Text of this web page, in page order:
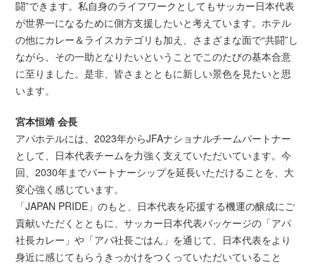
闘”できます。私自身のライフワークとしてもサッカー日本代表
が世界一になるために側方支援したいと考えています。ホテル
の他にカレー＆ライスカテゴリも加え、さまざまな面で“共闘”し
ながら、その一助となりたいということでこのたびの基本合意
に至りました。是非、皆さまとともに新しい景色を見たいと思
います。
宮本恒靖 会長
アパホテルには、2023年からJFAナショナルチームパートナー
として、日本代表チームを力強く支えていただいています。今
回、2030年までパートナーシップを延長いただけることを、大
変心強く感じています。
「JAPAN PRIDE」のもと、日本代表を応援する機運の醸成にご
貢献いただくとともに、サッカー日本代表パッケージの「アパ
社長カレー」や「アパ社長ごはん」を通じて、日本代表をより
身近に感じてもらうきっかけをつくっていただいていること